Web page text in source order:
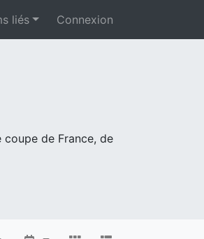
liés Connexion
de France, de